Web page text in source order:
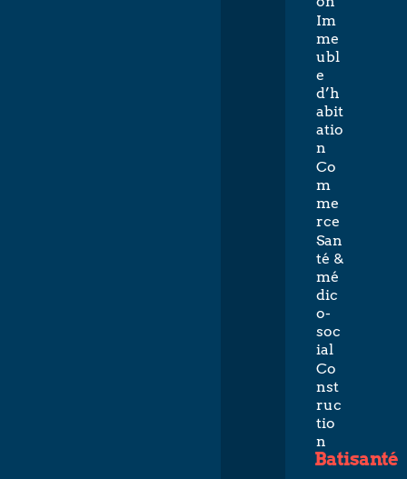
Im
me
ubl
e
d’h
abit
atio
n
Co
m
me
rce
San
té &
mé
dic
o-
soc
ial
Co
nst
ruc
tio
n
Batisanté